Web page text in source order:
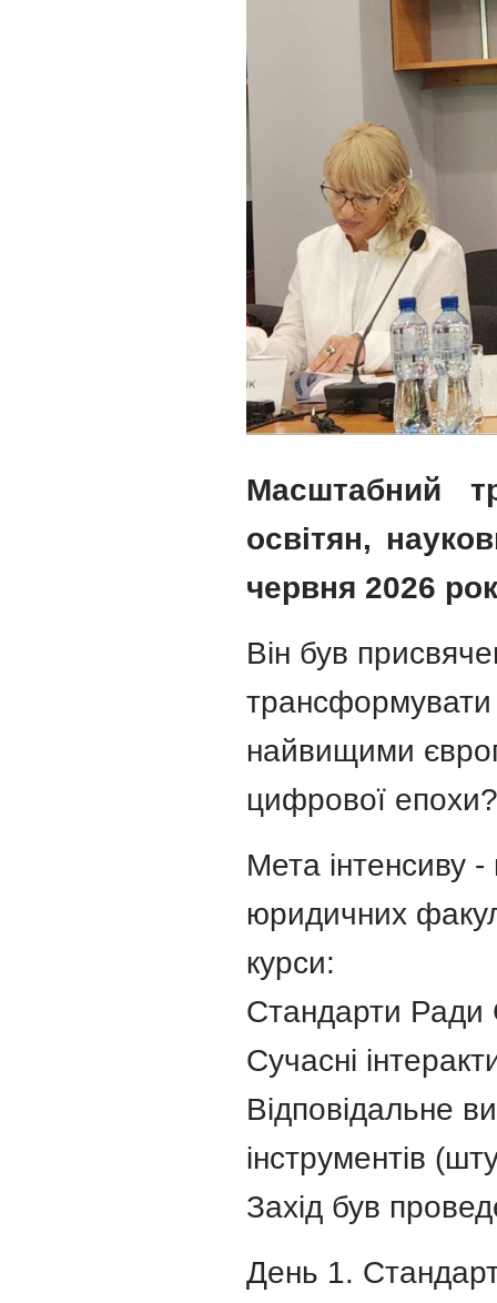
Масштабний
освітян,
червня 2026
Він був
трансформувати
найвищими
цифрової епохи?
Мета інтенсиву
юридичних
курси:
Стандарти
Сучасні
Відповідальне
інструментів
Захід був
День 1.